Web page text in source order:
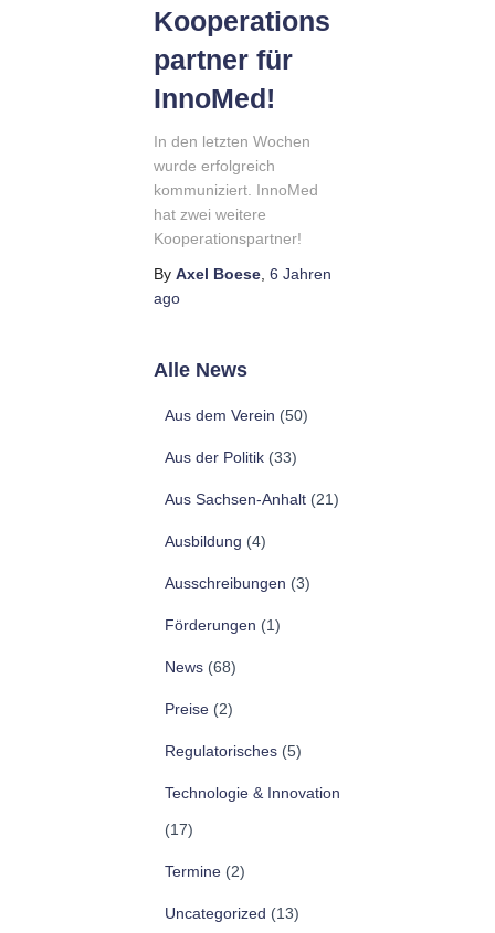
Kooperations
partner für
InnoMed!
In den letzten Wochen
wurde erfolgreich
kommuniziert. InnoMed
hat zwei weitere
Kooperationspartner!
By Axel Boese, 6 Jahren
ago
Alle News
Aus dem Verein (50)
Aus der Politik (33)
Aus Sachsen-Anhalt (21)
Ausbildung (4)
Ausschreibungen (3)
Förderungen (1)
News (68)
Preise (2)
Regulatorisches (5)
Technologie & Innovation
(17)
Termine (2)
Uncategorized (13)